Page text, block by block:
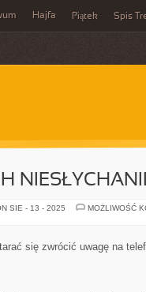
Hajfa Piątek Spis
SIE - 13 - 2025
MOŻLIWOŚĆ
się zwrócić uwagę na